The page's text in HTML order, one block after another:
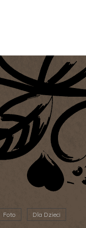
Foto Dla Dzieci